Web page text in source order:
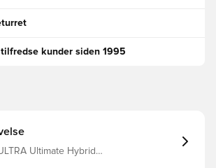
kunder siden 1995
Ultimate Hybrid